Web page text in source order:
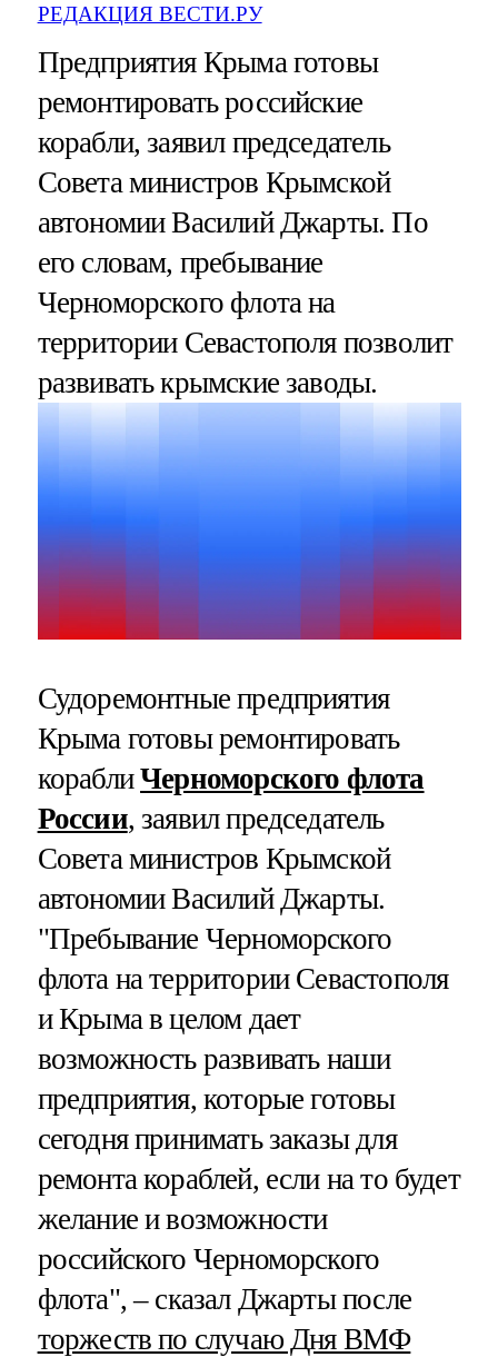
РЕДАКЦИЯ ВЕСТИ.РУ
Предприятия Крыма готовы
ремонтировать российские
корабли, заявил председатель
Совета министров Крымской
автономии Василий Джарты. По
его словам, пребывание
Черноморского флота на
территории Севастополя позволит
развивать крымские заводы.
Судоремонтные предприятия
Крыма готовы ремонтировать
кораблиЧерноморского флота
России, заявил председатель
Совета министров Крымской
автономии Василий Джарты.
"Пребывание Черноморского
флота на территории Севастополя
и Крыма в целом дает
возможность развивать наши
предприятия, которые готовы
сегодня принимать заказы для
ремонта кораблей, если на то будет
желание и возможности
российского Черноморского
флота", – сказал Джарты после
торжеств по случаю Дня ВМФ